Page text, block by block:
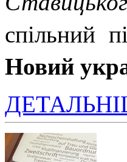
спільний
Новий